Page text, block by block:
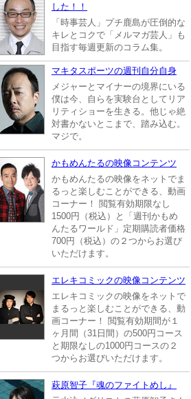
した！！
「時事芸人」プチ鹿島が圧倒的な
キレとコクで「メルマガ芸人」も
目指す毎週更新のコラム集。
マキタスポーツの週刊自分自身
メジャーとマイナーの境界にいる
僕は今、自らを実験台としてリア
リティショーを生きる。他じゃ絶
対書かないとこまで、踏み込む。
マジで。
かもめんたるの映像コンテンツ
かもめんたるの映像をネットでま
るっと楽しむことができる、動画
コーナー！ 閲覧有効期限なし
1500円（税込）と「週刊かもめ
んたるワールド」定期購読者価格
700円（税込）の２つからお選び
いただけます。
エレキコミックの映像コンテンツ
エレキコミックの映像をネットで
まるっと楽しむことができる、動
画コーナー！ 閲覧有効期間が１
ヶ月間（31日間）の500円コース
と期限なしの1000円コースの２
つからお選びいただけます。
萩原智子『魂のファイトめし』